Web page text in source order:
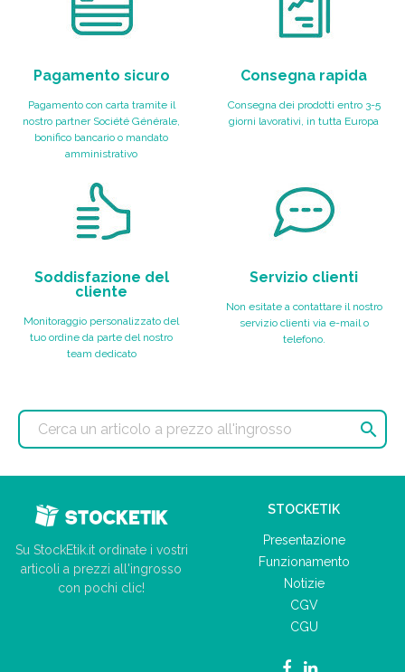
Pagamento sicuro
Pagamento con carta tramite il
nostro partner Société Générale,
bonifico bancario o mandato
amministrativo
Consegna rapida
Consegna dei prodotti entro 3-5
giorni lavorativi, in tutta Europa
Soddisfazione del
cliente
Monitoraggio personalizzato del
tuo ordine da parte del nostro
team dedicato
Servizio clienti
Non esitate a contattare il nostro
servizio clienti via e-mail o
telefono.

Su StockEtik.it ordinate i vostri
articoli a prezzi all'ingrosso
con pochi clic!
STOCKETIK
Presentazione
Funzionamento
Notizie
CGV
CGU